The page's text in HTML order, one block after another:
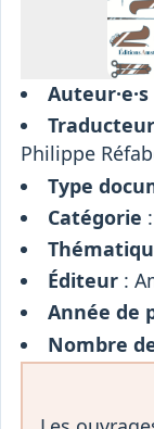
Auteur·e·s
Philippe
Type
Catégorie :
Éditeur:
Année de
Nombre